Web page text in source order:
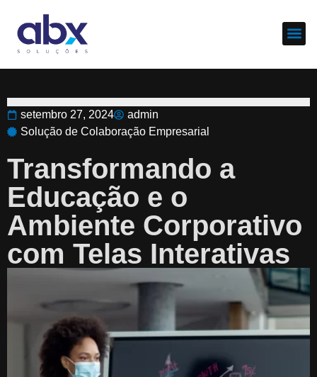
setembro 27, 2024
admin
Solução de Colaboração Empresarial
Transformando a
Educação e o
Ambiente Corporativo
com Telas Interativas